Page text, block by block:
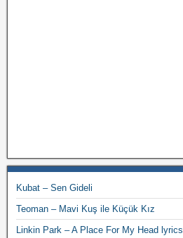
Kubat – Sen Gideli
Teoman – Mavi Kuş ile Küçük Kız
Linkin Park – A Place For My Head lyrics